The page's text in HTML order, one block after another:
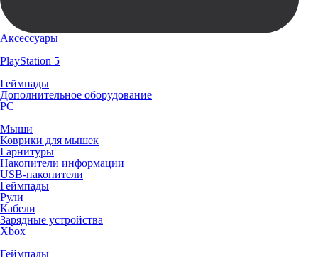
Аксессуары
PlayStation 5
Геймпады
Дополнительное оборудование
PC
Мыши
Коврики для мышек
Гарнитуры
Накопители информации
USB-накопители
Геймпады
Рули
Кабели
Зарядные устройства
Xbox
Геймпады